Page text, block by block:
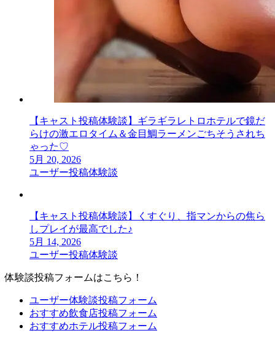
【キャスト投稿体験談】ギラギラレトロホテルで鏡だ
らけの激エロタイム＆金目鯛ラーメンごちそうされち
ゃった♡
5月 20, 2026
ユーザー投稿体験談
【キャスト投稿体験談】くすぐり、指マンからの焦ら
しプレイが最高でした♪
5月 14, 2026
ユーザー投稿体験談
体験談投稿フォームはこちら！
ユーザー体験談投稿フォーム
おすすめ飲食店投稿フォーム
おすすめホテル投稿フォーム